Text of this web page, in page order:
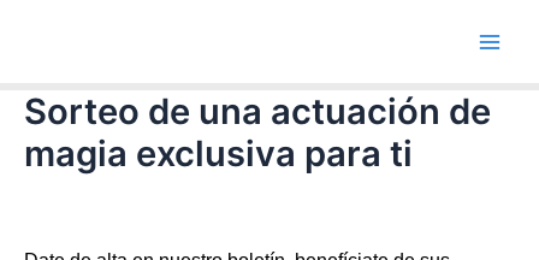
Sorteo de una actuación de
magia exclusiva para ti